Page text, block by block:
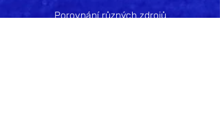
Porovnání různých zdrojů